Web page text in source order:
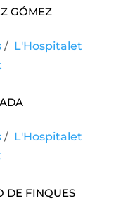
Gómez
/ L'Hospitalet
/ L'Hospitalet
DE FINQUES